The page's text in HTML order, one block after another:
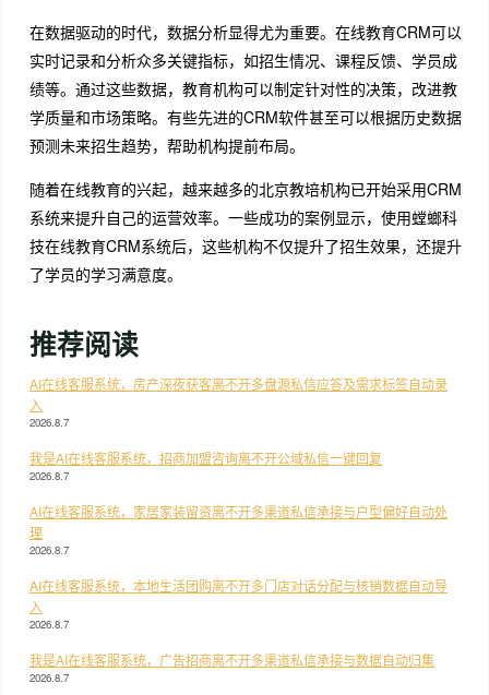
在数据驱动的时代，数据分析显得尤为重要。在线教育CRM可以
实时记录和分析众多关键指标，如招生情况、课程反馈、学员成
绩等。通过这些数据，教育机构可以制定针对性的决策，改进教
学质量和市场策略。有些先进的CRM软件甚至可以根据历史数据
预测未来招生趋势，帮助机构提前布局。
随着在线教育的兴起，越来越多的北京教培机构已开始采用CRM
系统来提升自己的运营效率。一些成功的案例显示，使用螳螂科
技在线教育CRM系统后，这些机构不仅提升了招生效果，还提升
了学员的学习满意度。
推荐阅读
AI在线客服系统，房产深夜获客离不开多盘源私信应答及需求标签自动录
入
2026.8.7
我是AI在线客服系统，招商加盟咨询离不开公域私信一键回复
2026.8.7
AI在线客服系统，家居家装留资离不开多渠道私信承接与户型偏好自动处
理
2026.8.7
AI在线客服系统，本地生活团购离不开多门店对话分配与核销数据自动导
入
2026.8.7
我是AI在线客服系统，广告招商离不开多渠道私信承接与数据自动归集
2026.8.7